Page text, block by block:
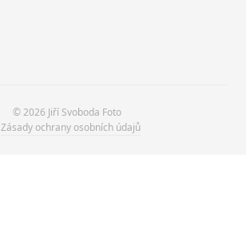
© 2026 Jiří Svoboda Foto
Zásady ochrany osobních údajů